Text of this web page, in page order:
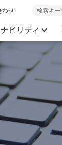
わせ
ビリティ